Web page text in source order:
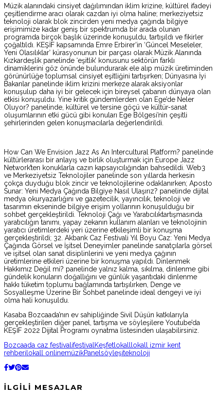
Müzik alanındaki cinsiyet dağılımından iklim krizine, kültürel ifadeyi
çeşitlendirme aracı olarak cazdan iyi olma haline; merkeziyetsiz
teknoloji olarak blok zincirden yeni medya çağında bilgiye
erişimimize kadar geniş bir spektrumda bir arada olunan
programda birçok başlık üzerinde konuşuldu, tartışıldı ve fikirler
çoğaltıldı. KEŞİF kapsamında Emre Erbirer’in ‘Güncel Meseleler,
Yeni Olasılıklar’ kürasyonunun bir parçası olarak Müzik Alanında
Kızkardeşlik panelinde ‘eşitlik’ konusunu sektörün farklı
dinamiklerini göz önünde bulundurarak ele alıp müzik üretiminden
görünürlüğe toplumsal cinsiyet eşitliğini tartışırken; Dünyasına İyi
Bakanlar panelinde iklim krizini merkeze alarak aksiyonlar
konuşulup daha iyi bir gelecek için bireysel çabanın dünyaya olan
etkisi konuşuldu. Yine kritik gündemlerden olan Ege’de Neler
Oluyor? panelinde, kültürel ve tersine göçü ve kültür-sanat
oluşumlarının etki gücü gibi konuları Ege Bölgesi’nin çeşitli
şehirlerinden gelen konuşmacılarla değerlendirildi.
How Can We Envision Jazz As An Intercultural Platform? panelinde
kültürlerarası bir anlayış ve birlik oluşturmak için Europe Jazz
Network’ten konuklarla cazın kapsayıcılığından bahsedildi. Web3
ve Merkeziyetsiz Teknolojiler panelinde son yıllarda herkesin
çokça duyduğu blok zincir ve teknolojilerine odaklanırken; Aposto
Sunar: Yeni Medya Çağında Bilgiye Nasıl Ulaşırız? panelinde dijital
medya okuryazarlığını ve gazetecilik, yayıncılık, teknoloji ve
tasarımın ekseninde bilgiye erişim yollarının konuşulduğu bir
sohbet gerçekleştirildi. Teknoloji Çağı ve Yaratıcılıktartışmasında
yaratıcılığın tanımı, yapay zekanın kullanım alanları ve teknolojinin
yaratıcı üretimlerdeki yeri üzerine etkileşimli bir konuşma
gerçekleştirildi; 32. Akbank Caz Festivali Yıl Boyu Caz: Yeni Medya
Çağında Görsel ve İşitsel Deneyimler panelinde sanatçılarla görsel
ve işitsel olan sanat disiplinlerini ve yeni medya çağının
üretimlerine etkileri üzerine bir konuşma yapıldı. Dinlenmek
Hakkımız Değil mi? panelinde yalnız kalma, sıkılma, dinlenme gibi
gündelik konuların doğallığını ve günlük yaşantıdaki dinlenme
hakkı tüketim toplumu bağlamında tartışılırken, Denge ve
Sosyalleşme Üzerine Bir Sohbet panelinde ideal dengeyi ve iyi
olma hali konuşuldu.
Kasaba Bozcaada’nın ev sahipliğinde Sivil Düşün katkılarıyla
gerçekleştirilen diğer panel, tartışma ve söyleşilere Youtube’da
KEŞİF 2022 Dijital Programı oynatma listesinden ulaşabilirsiniz.
Bozcaada caz festivalifestivalKeşfetlokalllokall izmir kent
rehberilokall onlinemüzikPanelsöyleşiteknoloji
İLGILI MESAJLAR